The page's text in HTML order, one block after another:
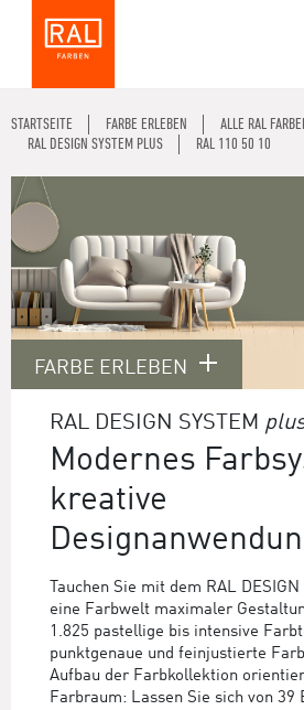
STARTSEITE FARBE ERLEBEN
ALLE RAL
RAL DESIGN SYSTEM PLUS
RAL 110 50 10
FARBE ERLEBEN
RAL DESIGN SYSTEM
Modernes
kreative
Tauchen Sie mit dem RAL DESIGN
eine Farbwelt maximaler
1.825 pastellige bis intensive
punktgenaue und feinjustierte
Aufbau der Farbkollektion
Farbraum: Lassen Sie sich von 39